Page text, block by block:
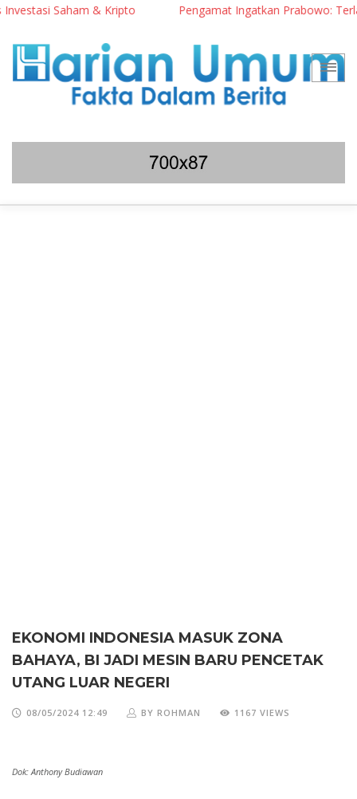
Saham & Kripto Pengamat Ingatkan Prabowo: Terlalu
EKONOMI INDONESIA MASUK ZONA
BAHAYA, BI JADI MESIN BARU PENCETAK
UTANG LUAR NEGERI
08/05/2024 12:49 BY ROHMAN 1167 VIEWS
Dok: Anthony Budiawan